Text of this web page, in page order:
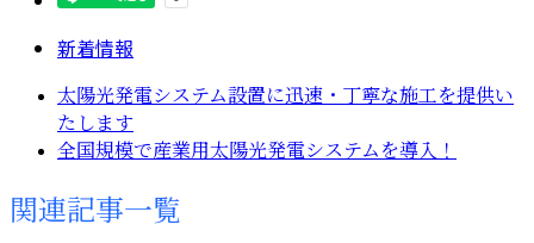
新着情報
太陽光発電システム設置に迅速・丁寧な施工を提供い
たします
全国規模で産業用太陽光発電システムを導入！
関連記事一覧